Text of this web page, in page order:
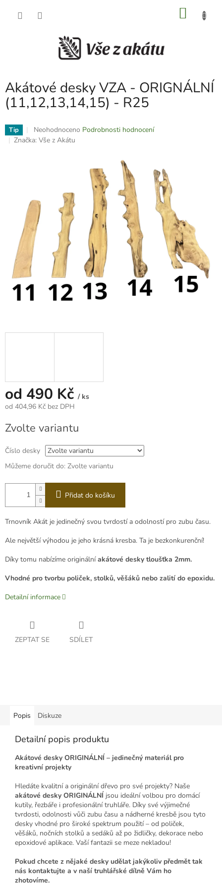
Akátové desky VZA - ORIGNÁLNÍ
(11,12,13,14,15) - R25
Tip
Průměrné
hodnocení
hvězdiček.
Neohodnoceno Podrobnosti hodnocení
Značka: Vše z Akátu
od 490 Kč / ks
od 404,96 Kč bez DPH
cena:
Zvolte variantu
Číslo desky
Můžeme doručit do: Zvolte variantu
Přidat do košíku
Trnovník Akát je jedinečný svou tvrdostí a odolností pro zubu času.
Ale největší výhodou je jeho krásná kresba. Ta je bezkonkurenční!
Díky tomu nabízíme originálníakátové desky tloušťka 2mm.
Vhodné pro tvorbu poliček, stolků, věšáků nebo zalití do epoxidu.
Detailní informace
ZEPTAT SE SDÍLET
Popis Diskuze
Detailní popis produktu
Akátové desky ORIGINÁLNÍ – jedinečný materiál pro
kreativní projekty
Hledáte kvalitní a originální dřevo pro své projekty? Naše
akátové desky ORIGINÁLNÍ jsou ideální volbou pro domácí
kutily, řezbáře i profesionální truhláře. Díky své výjimečné
tvrdosti, odolnosti vůči zubu času a nádherné kresbě jsou tyto
desky vhodné pro široké spektrum použití – od poliček,
věšáků, nočních stolků a sedáků až po židličky, dekorace nebo
epoxidové aplikace. Vaší fantazii se meze nekladou!
Pokud chcete z nějaké desky udělat jakýkoliv předmět tak
nás kontaktujte a v naší truhlářské dílně Vám ho
zhotovíme.